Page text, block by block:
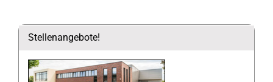
Stellenangebote!